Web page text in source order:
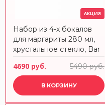
АКЦИЯ
Набор из 4-х бокалов
для маргариты 280 мл,
хрустальное стекло, Bar
ZWIESEL
4690 руб. 5490 руб.
В КОРЗИНУ